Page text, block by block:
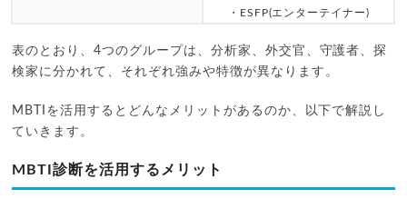
・ESFP(エンターテイナー)
表のとおり、4つのグループは、分析家、外交官、守護者、探
検家に分かれて、それぞれ強みや特徴が異なります。
MBTIを活用するとどんなメリットがあるのか、以下で解説し
ていきます。
MBTI診断を活用するメリット